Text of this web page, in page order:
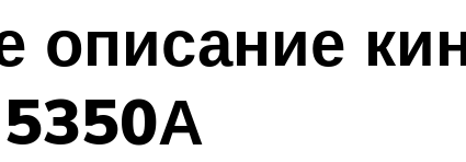
описание